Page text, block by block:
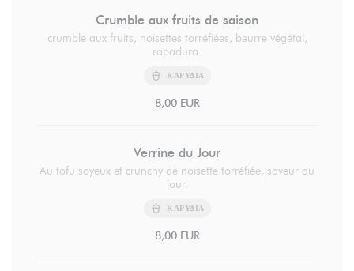
Crumble aux fruits de saison
crumble aux fruits, noisettes torréfiées, beurre végétal,
rapadura.
ΚΑΡΎΔΙΑ
8,00 EUR
Verrine du Jour
Au tofu soyeux et crunchy de noisette torréfiée, saveur du
jour.
ΚΑΡΎΔΙΑ
8,00 EUR